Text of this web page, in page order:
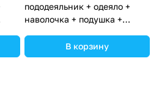
пододеяльник + одеяло +
наволочка + подушка +
(№1126-2-1бб) цвета в
ассортименте.
В корзину